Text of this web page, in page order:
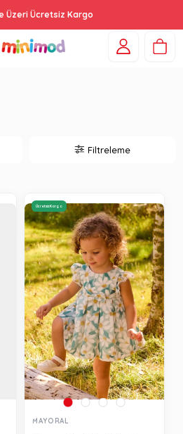
%44'e Varan İndirim!
Filtreleme
MAYORAL
Ücretsiz Kargo